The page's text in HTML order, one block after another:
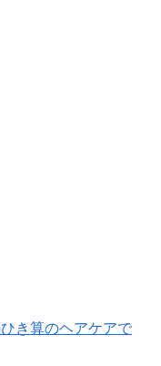
き算のヘアケアで